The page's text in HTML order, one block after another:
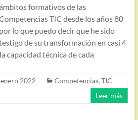
formativos de las
TIC desde los años 80
por lo que puedo decir que he sido
de su transformación en casi 4
capacidad técnica de cada
2022 Competencias, TIC
Leer más